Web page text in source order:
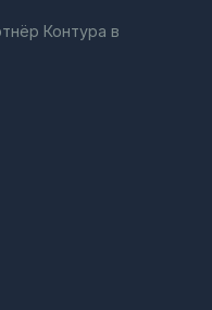
Контура в